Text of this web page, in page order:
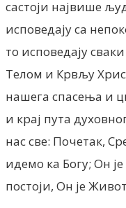
састоји највише
исповедају са
то исповедају
Телом и Крвљу
нашега спасења и
и крај пута
нас све: Почетак,
идемо ка Богу; Он
постоји, Он је